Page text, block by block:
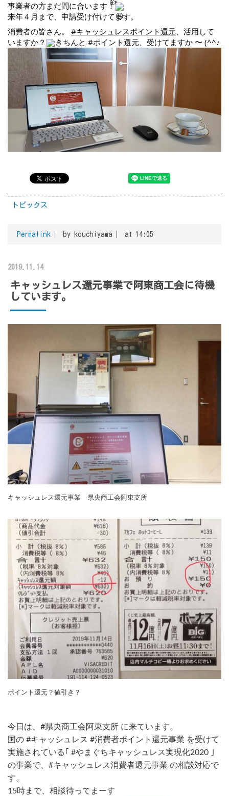
事業者の方まだ間に合います！
来年４月まで、申請受け付けてます。
消費者の皆さん。 #キャッシュレスポイント還元 、活用して
いますか？
きちんと #ポイント還元 、受けてますか 〜 (^^♪
トピックス
Permalink by kouchiyama at 14:05
2019.11.14
キャッシュレス還元事業で阿東商工会に待機
しています。
キャッシュレス還元事業 県央商工会阿東支所
ポイント還元？値引き？
今日は、#県央商工会阿東支所 に来ています。
国の #キャッシュレス #消費者ポイント還元事業 を受けて
実施されている｢ #やまぐちキャッシュレス実現化2020 ｣
の事業で、#キャッシュレス消費者還元事業 の相談対応で
す。
15時まで、相談待ってまーす